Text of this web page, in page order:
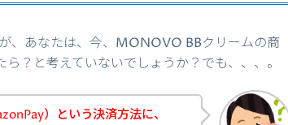
、あなたは、今、MONOVO BBクリームの商
？と考えていないでしょうか？でも、、、。
）という決済方法に、